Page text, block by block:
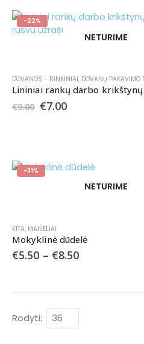
-22%
NETURIME
DOVANOS - RINKINIAI, DOVANŲ PAKAVIMO
€9.00 €7.00
-31%
NETURIME
KITA, MAIŠELIAI
Mokyklinė dūdelė
€5.50 – €8.50
Rodyti: